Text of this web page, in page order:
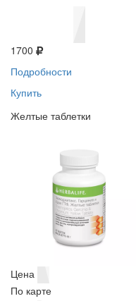
1700
Подробности
Купить
Желтые таблетки
Цена
По карте